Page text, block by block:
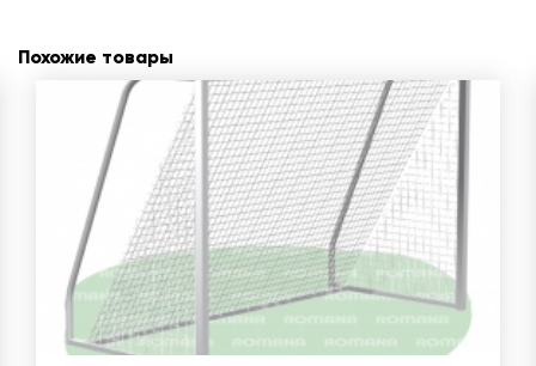
Похожие товары